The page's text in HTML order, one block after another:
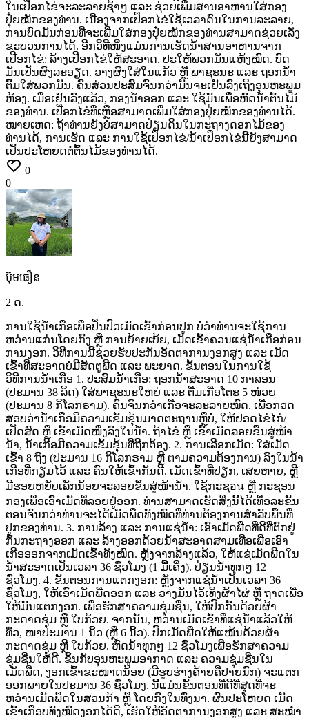
ໃນເປືອກໄຂ່ຈະລະລາຍຊ້າໆ ແລະ ຊ່ວຍເພີ່ມສານອາຫານໃສ່ກອງ
ປຸ໋ຍໝັກຂອງທ່ານ. ເນື່ອງຈາກເປືອກໄຂ່ໃຊ້ເວລາດົນໃນການລະລາຍ,
ການບົດມັນກ່ອນທີ່ຈະເພີ່ມໃສ່ກອງປຸ໋ຍໝັກຂອງທ່ານສາມາດຊ່ວຍເລັ່ງ
ຂະບວນການໄດ້. ອີກວິທີໜຶ່ງແມ່ນການເຮັດນ້ຳສານອາຫານຈາກ
ເປືອກໄຂ່: ລ້າງເປືອກໄຂ່ໃຫ້ສະອາດ. ປະໃຫ້ພວກມັນແຫ້ງໝົດ. ບົດ
ມັນເປັນຜົງລະອຽດ. ວາງຜົງໃສ່ໃນແກ້ວ ຫຼື ພາຊະນະ ແລະ ຖອກນ້ຳ
ຕົ້ມໃສ່ພວກມັນ. ຄົນສ່ວນປະສົມຈົນກວ່າມັນຈະເຢັນລົງເຖິງອຸນຫະພູມ
ຫ້ອງ. ເມື່ອເຢັນລົງແລ້ວ, ກອງນ້ຳອອກ ແລະ ໃຊ້ມັນເພື່ອຫົດນ້ຳຕົ້ນໄມ້
ຂອງທ່ານ. ເປືອກໄຂ່ທີ່ເຫຼືອສາມາດເພີ່ມໃສ່ກອງປຸ໋ຍໝັກຂອງທ່ານໄດ້.
ໝາຍເຫດ: ຖ້າທ່ານຍັງບໍ່ສາມາດປ່ຽນດິນໃນກະຖາງດອກໄມ້ຂອງ
ທ່ານໄດ້, ການເຮັດ ແລະ ການໃຊ້ເປືອກໄຂ່/ນ້ຳເປືອກໄຂ່ນີ້ຍັງສາມາດ
ເປັນປະໂຫຍດຕໍ່ຕົ້ນໄມ້ຂອງທ່ານໄດ້.
0
0
ប៊ុមធឿន
2 ດ.
ການໃຊ້ນ້ຳເກືອເພື່ອປິ່ນປົວເມັດເຂົ້າກ່ອນປູກ ບໍ່ວ່າທ່ານຈະໃຊ້ການ
ຫວ່ານແກ່ນໂດຍກົງ ຫຼື ການຍ້າຍເບ້ຍ, ເມັດເຂົ້າຄວນແຊ່ນ້ຳເກືອກ່ອນ
ການງອກ. ວິທີການນີ້ຊ່ວຍຮັບປະກັນອັດຕາການງອກສູງ ແລະ ເມັດ
ເຂົ້າທີ່ສະອາດບໍ່ມີສັດຕູພືດ ແລະ ພະຍາດ. ຂັ້ນຕອນໃນການໃຊ້
ວິທີການນ້ຳເກືອ 1. ປະສົມນ້ຳເກືອ: ຖອກນ້ຳສະອາດ 10 ກາລອນ
(ປະມານ 38 ລິດ) ໃສ່ພາຊະນະໃຫຍ່ ແລະ ຕື່ມເກືອໂຕະ 5 ໜ່ວຍ
(ປະມານ 8 ກິໂລກຣາມ). ຄົນຈົນກວ່າເກືອຈະລະລາຍໝົດ. ເພື່ອກວດ
ສອບວ່ານ້ຳເກືອມີຄວາມເຂັ້ມຂຸ້ນມາດຕະຖານຫຼືບໍ່, ໃຫ້ຢອດໄຂ່ໄກ່/
ເປັດສົດ ຫຼື ເຂົ້າເມັດໜຶ່ງລົງໃນນ້ຳ. ຖ້າໄຂ່ ຫຼື ເຂົ້າເມັດລອຍຂຶ້ນສູ່ໜ້າ
ນ້ຳ, ນ້ຳເກືອມີຄວາມເຂັ້ມຂຸ້ນທີ່ຖືກຕ້ອງ. 2. ການເລືອກເມັດ: ໃສ່ເມັດ
ເຂົ້າ 8 ຖົງ (ປະມານ 16 ກິໂລກຣາມ ຫຼື ຕາມຄວາມຕ້ອງການ) ລົງໃນນ້ຳ
ເກືອທີ່ກຽມໄວ້ ແລະ ຄົນໃຫ້ເຂົ້າກັນດີ. ເມັດເຂົ້າທີ່ປຽກ, ເສຍຫາຍ, ຫຼື
ມີຮອຍຫຍັບເລັກນ້ອຍຈະລອຍຂຶ້ນສູ່ໜ້ານ້ຳ. ໃຊ້ກະຊอน ຫຼື ກະຊອນ
ກອງເພື່ອເອົາເມັດທີ່ລອຍຢູ່ອອກ. ທ່ານສາມາດເຮັດສິ່ງນີ້ໄດ້ເທື່ອລະຂັ້ນ
ຕອນຈົນກວ່າທ່ານຈະໄດ້ເມັດພືດທັງໝົດທີ່ທ່ານຕ້ອງການສຳລັບພື້ນທີ່
ປູກຂອງທ່ານ. 3. ການລ້າງ ແລະ ການແຊ່ນ້ຳ: ເອົາເມັດພືດທີ່ດີທີ່ຕົກຢູ່
ກົ້ນກະຖາງອອກ ແລະ ລ້າງອອກດ້ວຍນ້ຳສະອາດສາມເທື່ອເພື່ອເອົາ
ເກືອອອກຈາກເມັດເຂົ້າທັງໝົດ. ຫຼັງຈາກລ້າງແລ້ວ, ໃຫ້ແຊ່ເມັດພືດໃນ
ນ້ຳສະອາດເປັນເວລາ 36 ຊົ່ວໂມງ (1 ມື້ເຄິ່ງ). ປ່ຽນນ້ຳທຸກໆ 12
ຊົ່ວໂມງ. 4. ຂັ້ນຕອນການແຕກງອກ: ຫຼັງຈາກແຊ່ນ້ຳເປັນເວລາ 36
ຊົ່ວໂມງ, ໃຫ້ເອົາເມັດພືດອອກ ແລະ ວາງມັນໄວ້ເທິງຜ້າໄຜ່ ຫຼື ຖາດເພື່ອ
ໃຫ້ມັນແຕກງອກ. ເພື່ອຮັກສາຄວາມຊຸ່ມຊື່ນ, ໃຫ້ປົກກົ້ນດ້ວຍຜ້າ
ກະດາດຊຸ່ມ ຫຼື ໃບກ້ວຍ. ຈາກນັ້ນ, ຫວ່ານເມັດເຂົ້າທີ່ແຊ່ນ້ຳແລ້ວໃຫ້
ທົ່ວ, ໜາປະມານ 1 ນິ້ວ (ຫຼື 6 ນິ້ວ). ປົກເມັດພືດໃຫ້ແໜ້ນດ້ວຍຜ້າ
ກະດາດຊຸ່ມ ຫຼື ໃບກ້ວຍ. ຫົດນ້ຳທຸກໆ 12 ຊົ່ວໂມງເພື່ອຮັກສາຄວາມ
ຊຸ່ມຊື່ນໃຫ້ດີ. ຂຶ້ນກັບອຸນຫະພູມອາກາດ ແລະ ຄວາມຊຸ່ມຊື່ນໃນ
ເມັດພືດ, ງອກເຂົ້າຂະໜາດນ້ອຍ (ມີຮູບຮ່າງຄ້າຍຄືປາຍນົກ) ຈະແຕກ
ອອກພາຍໃນປະມານ 36 ຊົ່ວໂມງ. ນີ້ແມ່ນຂັ້ນຕອນທີ່ດີທີ່ສຸດທີ່ຈະ
ຫວ່ານເມັດພືດໃນສວນກ້າ ຫຼື ໂດຍກົງໃນທົ່ງນາ. ຜົນປະໂຫຍດ ເມັດ
ເຂົ້າເກືອບທັງໝົດງອກໄດ້ດີ, ເຮັດໃຫ້ອັດຕາການງອກສູງ ແລະ ສະໝໍ່າ